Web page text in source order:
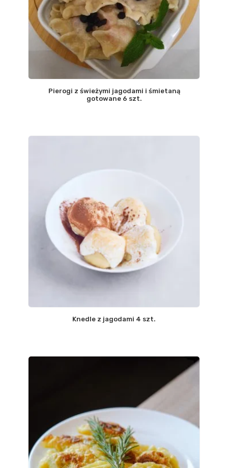
Pierogi z świeżymi jagodami i śmietaną
gotowane 6 szt.
Knedle z jagodami 4 szt.